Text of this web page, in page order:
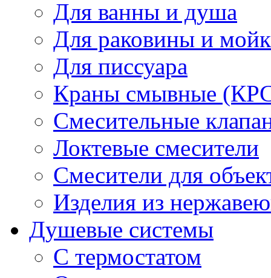
Для ванны и душа
Для раковины и
Для писсуара
Краны смывные
Смесительные
Локтевые смесители
Смесители для
Изделия из
Душевые системы
С термостатом